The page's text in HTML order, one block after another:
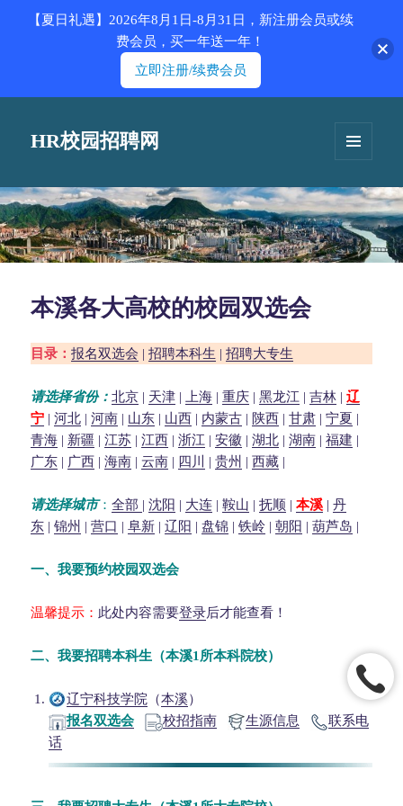
HR校园招聘网
本溪各大高校的校园双选会
目录：报名双选会 |招聘本科生 |招聘大专生
请选择省份：北京 | 天津 | 上海 |重庆 |黑龙江 |吉林 |辽
宁 |河北 |河南 | 山东 | 山西 | 内蒙古 | 陕西 |甘肃 |宁夏 |
青海 | 新疆 |江苏 |江西 |浙江 |安徽 |湖北 |湖南 |福建 |
广东 | 广西 |海南 |云南 | 四川 |贵州 |西藏 |
请选择城市：全部 |沈阳 | 大连 |鞍山 |抚顺 |本溪 |丹
东 |锦州 |营口 |阜新 |辽阳 |盘锦 |铁岭 |朝阳 |葫芦岛 |
一、我要预约校园双选会
温馨提示： 此处内容需要登录后才能查看！
二、我要招聘本科生（本溪1所本科院校）
辽宁科技学院 （本溪）
报名双选会
校招指南 生源信息
联系电
话
【夏日礼遇】2026年8月1日-8月31日，新注册会员或续
费会员，买一年送一年！
立即注册/续费会员